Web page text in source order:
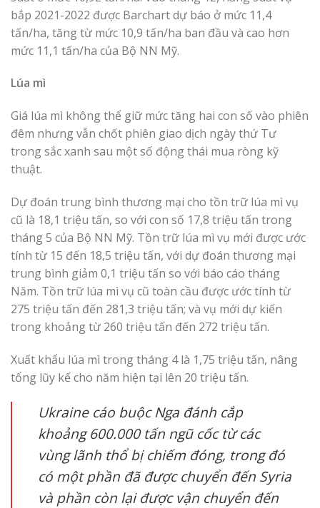
bắp 2021-2022 được Barchart dự báo ở mức 11,4
tấn/ha, tăng từ mức 10,9 tấn/ha ban đầu và cao hơn
mức 11,1 tấn/ha của Bộ NN Mỹ.
Lúa mì
Giá lúa mì không thể giữ mức tăng hai con số vào phiên
đêm nhưng vẫn chốt phiên giao dịch ngày thứ Tư
trong sắc xanh sau một số động thái mua ròng kỹ
thuật.
Dự đoán trung bình thương mại cho tồn trữ lúa mì vụ
cũ là 18,1 triệu tấn, so với con số 17,8 triệu tấn trong
tháng 5 của Bộ NN Mỹ. Tồn trữ lúa mì vụ mới được ước
tính từ 15 đến 18,5 triệu tấn, với dự đoán thương mại
trung bình giảm 0,1 triệu tấn so với báo cáo tháng
Năm. Tồn trữ lúa mì vụ cũ toàn cầu được ước tính từ
275 triệu tấn đến 281,3 triệu tấn; và vụ mới dự kiến
trong khoảng từ 260 triệu tấn đến 272 triệu tấn.
Xuất khẩu lúa mì trong tháng 4 là 1,75 triệu tấn, nâng
tổng lũy kế cho năm hiện tại lên 20 triệu tấn.
Ukraine cáo buộc Nga đánh cắp
khoảng 600.000 tấn ngũ cốc từ các
vùng lãnh thổ bị chiếm đóng, trong đó
có một phần đã được chuyển đến Syria
và phần còn lại được vận chuyển đến